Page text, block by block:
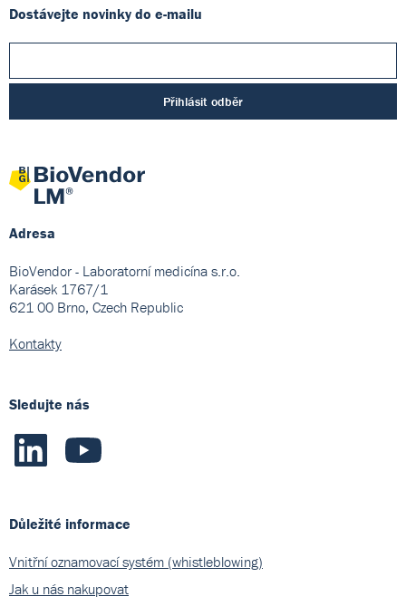
Dostávejte novinky do e-mailu
Přihlásit odběr
Adresa
BioVendor - Laboratorní medicína s.r.o.
Karásek 1767/1
621 00 Brno, Czech Republic
Kontakty
Sledujte nás
Důležité informace
Vnitřní oznamovací systém (whistleblowing)
Jak u nás nakupovat